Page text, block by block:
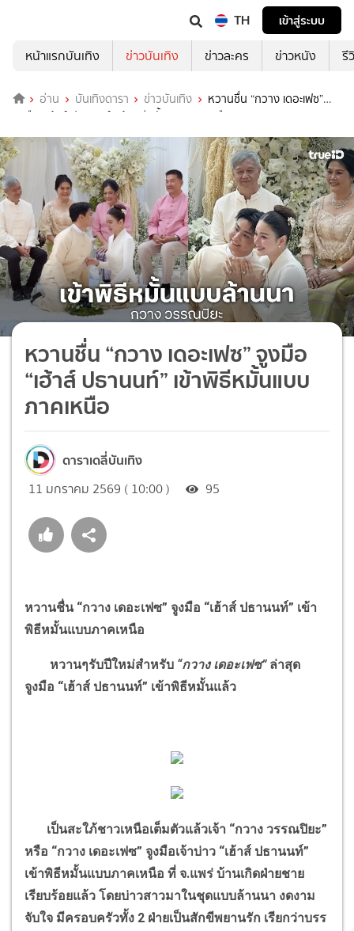
TH
เข้าสู่ระบบ
หน้าแรกบันเทิง
ข่าวบันเทิง ข่าวละคร ข่าวหนัง รี
อ่าน บันเทิงดารา ข่าวบันเทิง
หวานชื่น “กวาง เดอะเฟซ”
จูงมือ “เฮ้าส์ ปธานนท์” เข้าพิธีหมั้นแบบภาคเหนือ
หวานชื่น “กวาง เดอะเฟซ” จูงมือ
“เฮ้าส์ ปธานนท์” เข้าพิธีหมั้นแบบ
ภาคเหนือ
ดาราเดลี่บันเทิง
11 มกราคม 2569 ( 10:00 ) 95
หวานชื่น “กวาง เดอะเฟซ” จูงมือ “เฮ้าส์ ปธานนท์” เข้า
พิธีหมั้นแบบภาคเหนือ
หวานๆรับปีใหม่สำหรับ “กวาง เดอะเฟซ” ล่าสุด
จูงมือ “เฮ้าส์ ปธานนท์” เข้าพิธีหมั้นแล้ว
เป็นสะใภ้ชาวเหนือเต็มตัวแล้วเจ้า “กวาง วรรณปิยะ”
หรือ “กวาง เดอะเฟซ” จูงมือเจ้าบ่าว “เฮ้าส์ ปธานนท์”
เข้าพิธีหมั้นแบบภาคเหนือ ที่ จ.แพร่ บ้านเกิดฝ่ายชาย
เรียบร้อยแล้ว โดยบ่าวสาวมาในชุดแบบล้านนา งดงาม
จับใจ มีครอบครัวทั้ง 2 ฝ่ายเป็นสักขีพยานรัก เรียกว่าบรร